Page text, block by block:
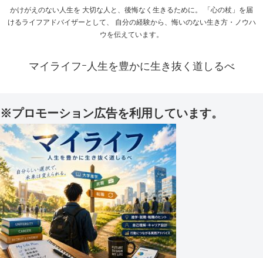
かけがえのない人生を 大切な人と、後悔なく生きるために。 「心の杖」を届
けるライフアドバイザーとして、 自分の経験から、悔いのない生き方・ノウハ
ウを伝えています。
マイライフｰ人生を豊かに生き抜く道しるべ
※プロモーション広告を利用しています。